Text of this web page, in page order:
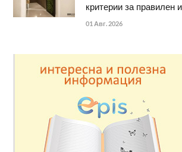
критерии за правилен
01 Авг. 2026